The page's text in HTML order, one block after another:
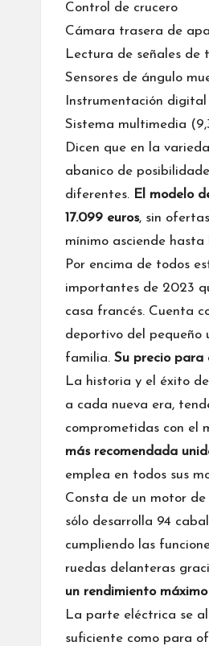
Control de crucero
Cámara trasera de
Lectura de señales de
Sensores de ángulo
Instrumentación
Sistema multimedia
Dicen que en la
abanico de
diferentes. El modelo
17.099 euros, sin
mínimo asciende hasta
Por encima de todos
importantes de 2023
casa francés. Cuenta
deportivo del pequeño
familia. Su precio para
La historia y el éxito
a cada nueva era,
comprometidas con el
más recomendada
emplea en todos sus
Consta de un motor
sólo desarrolla 94
cumpliendo las
ruedas delanteras
un rendimiento
La parte eléctrica se
suficiente como para